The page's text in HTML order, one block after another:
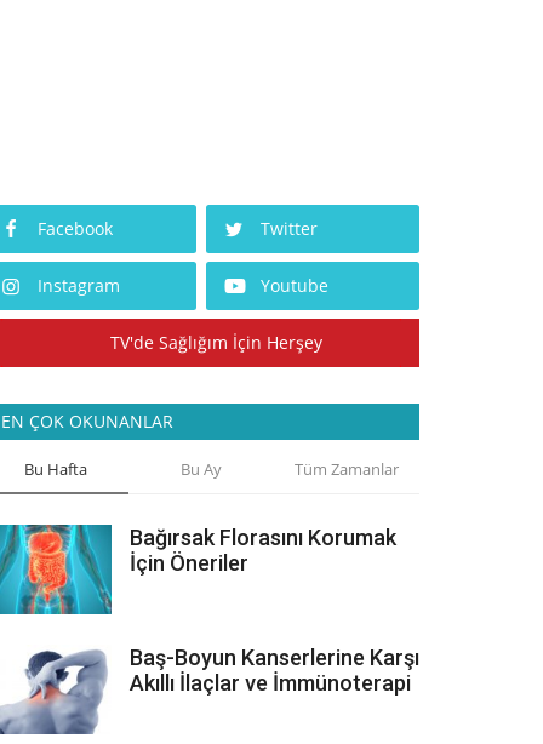
Facebook Twitter
Instagram Youtube
TV'de Sağlığım İçin Herşey
EN ÇOK OKUNANLAR
Bu Hafta Bu Ay Tüm Zamanlar
Bağırsak Florasını Korumak
İçin Öneriler
Baş-Boyun Kanserlerine Karşı
Akıllı İlaçlar ve İmmünoterapi